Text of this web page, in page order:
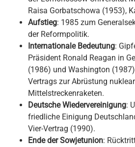
Raisa Gorbatschowa (1953),
Aufstieg: 1985 zum
der Reformpolitik.
Internationale Bedeutung:
Präsident Ronald Reagan in
(1986) und Washington
Vertrags zur Abrüstung
Mittelstreckenraketen.
Deutsche Wiedervereinigung:
friedliche Einigung
Vier-Vertrag (1990).
Ende der Sowjetunion: